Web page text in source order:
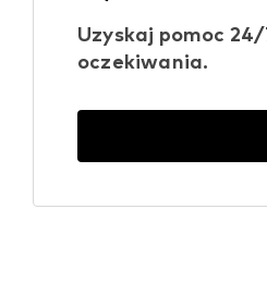
Uzyskaj pomoc
oczekiwania.